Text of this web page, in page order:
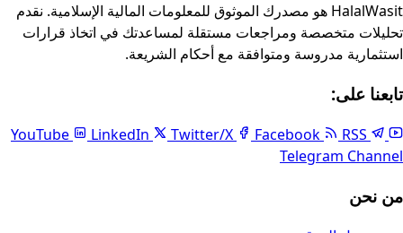
HalalWasit هو مصدرك الموثوق للمعلومات المالية الإسلامية. نقدم
تحليلات متخصصة ومراجعات مستقلة لمساعدتك في اتخاذ قرارات
استثمارية مدروسة ومتوافقة مع أحكام الشريعة.
تابعنا على:
LinkedIn Twitter/X Facebook
RSS
Telegram Channel
من نحن